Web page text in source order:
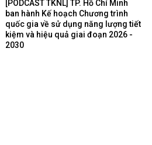
[PODCAST TKNL] TP. Hồ Chí Minh
ban hành Kế hoạch Chương trình
quốc gia về sử dụng năng lượng tiết
kiệm và hiệu quả giai đoạn 2026 -
2030